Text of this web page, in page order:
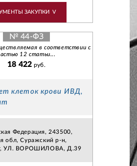
ЗАКУПКИ V
№ 44-ФЗ
в соответствии с
12 статьи...
18 422руб.
клеток крови ИВД,
Федерация, 243500,
обл, Суражский р-н,
УЛ. ВОРОШИЛОВА, Д.39